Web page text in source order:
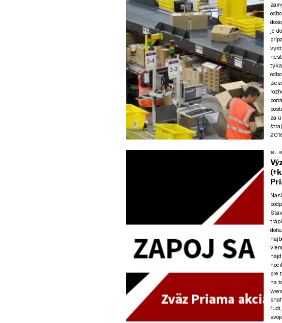
je
za
30.
pre
na
ľudí,